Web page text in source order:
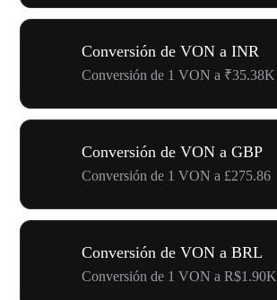
Conversión de VON a INR
Conversión de 1 VON a ₹35.38K
Conversión de VON a GBP
Conversión de 1 VON a £275.86
Conversión de VON a BRL
Conversión de 1 VON a R$1.90K